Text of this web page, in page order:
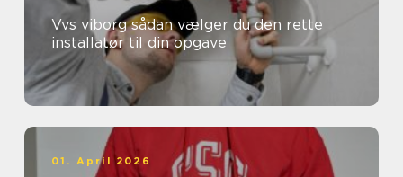
Vvs viborg sådan vælger du den rette
installatør til din opgave
01. April 2026